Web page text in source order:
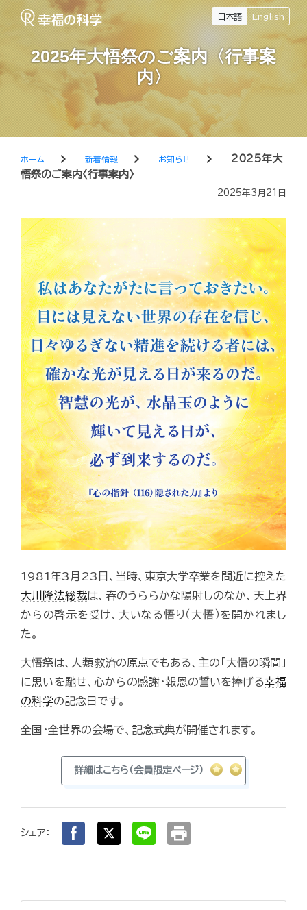
日本語 English
2025年大悟祭のご案内〈行事案
内〉
ホーム chevron_right 新着情報 chevron_right お知らせ chevron_right
2025年大
悟祭のご案内〈行事案内〉
2025年3月21日
1981年3月23日、当時、東京大学卒業を間近に控えた
大川隆法総裁は、春のうららかな陽射しのなか、天上界
からの啓示を受け、大いなる悟り（大悟）を開かれまし
た。
大悟祭は、人類救済の原点でもある、主の「大悟の瞬間」
に思いを馳せ、心からの感謝・報恩の誓いを捧げる幸福
の科学の記念日です。
全国・全世界の会場で、記念式典が開催されます。
詳細はこちら（会員限定ページ）
シェア： print